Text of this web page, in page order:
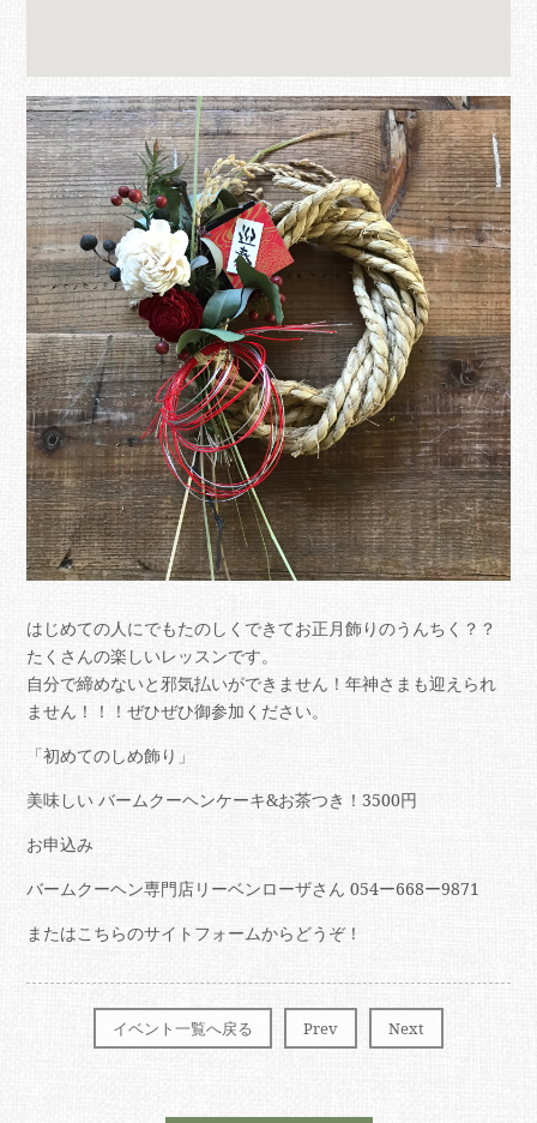
はじめての人にでもたのしくできてお正月飾りのうんちく？？
たくさんの楽しいレッスンです。
自分で締めないと邪気払いができません！年神さまも迎えられ
ません！！！ぜひぜひ御参加ください。
「初めてのしめ飾り」
美味しい バームクーヘンケーキ&お茶つき！3500円
お申込み
バームクーヘン専門店リーベンローザさん 054ー668ー9871
またはこちらのサイトフォームからどうぞ！
イベント一覧へ戻る Prev Next